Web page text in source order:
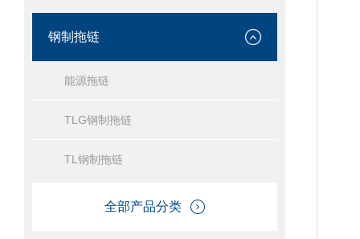
钢制拖链
能源拖链
TLG钢制拖链
TL钢制拖链
全部产品分类